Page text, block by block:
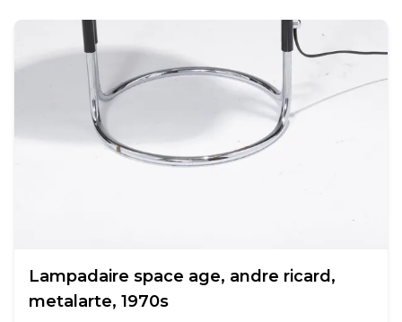
Lampadaire space age, andre ricard,
metalarte, 1970s